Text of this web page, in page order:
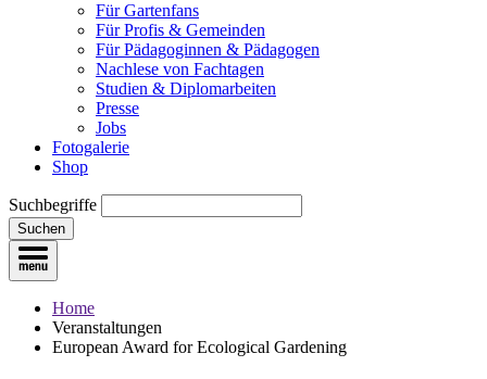
Für Gartenfans
Für Profis & Gemeinden
Für Pädagoginnen & Pädagogen
Nachlese von Fachtagen
Studien & Diplomarbeiten
Presse
Jobs
Fotogalerie
Shop
Suchbegriffe
Suchen
Home
Veranstaltungen
European Award for Ecological Gardening